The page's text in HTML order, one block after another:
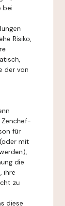
bei
Risiko,
der von
Zenchef-
für
mit
die
ihre
zu
diese